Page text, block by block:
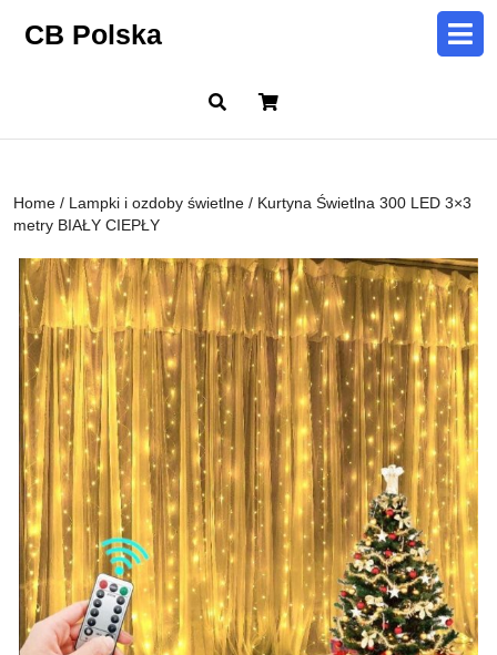
CB Polska
Cart
Home / Lampki i ozdoby świetlne / Kurtyna Świetlna 300 LED 3×3
metry BIAŁY CIEPŁY